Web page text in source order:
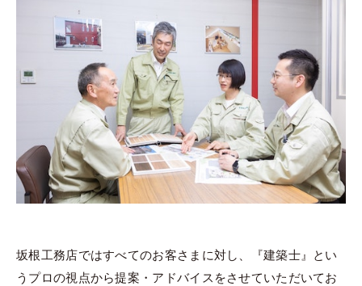
坂根工務店ではすべてのお客さまに対し、『建築士』とい
うプロの視点から提案・アドバイスをさせていただいてお